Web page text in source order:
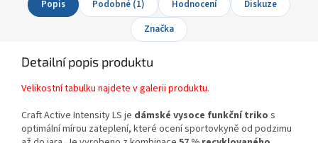
Popis Podobné (1) Hodnocení
Diskuze
Značka
Detailní popis produktu
Velikostní tabulku najdete v galerii produktu.
Craft Active Intensity LS je dámské vysoce funkční triko s
optimální mírou zateplení, které ocení sportovkyně od podzimu